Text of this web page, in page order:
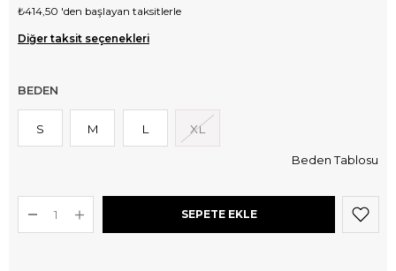
₺414,50 'den başlayan taksitlerle
Diğer taksit seçenekleri
BEDEN
S M L XL
Beden Tablosu